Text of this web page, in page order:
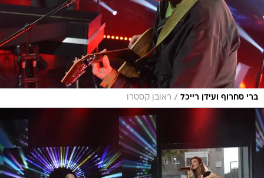
ברי סחרוף ועידן רייכל / ראובן קסטרו